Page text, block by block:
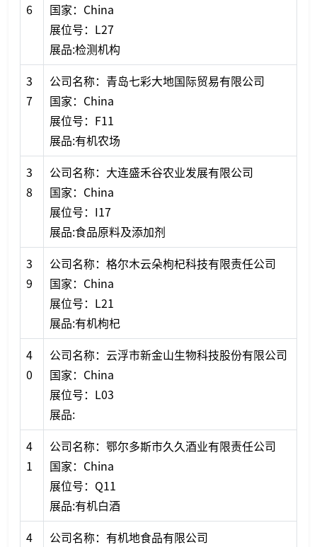
6
国家：China
展位号：L27
展品:检测机构
3
7
公司名称：青岛七彩大地国际贸易有限公司
国家：China
展位号：F11
展品:有机农场
3
8
公司名称：大连盛禾谷农业发展有限公司
国家：China
展位号：I17
展品:食品原料及添加剂
3
9
公司名称：格尔木云朵枸杞科技有限责任公司
国家：China
展位号：L21
展品:有机枸杞
4
0
公司名称：云浮市新金山生物科技股份有限公司
国家：China
展位号：L03
展品:
4
1
公司名称：鄂尔多斯市久久酒业有限责任公司
国家：China
展位号：Q11
展品:有机白酒
4
公司名称：有机地食品有限公司